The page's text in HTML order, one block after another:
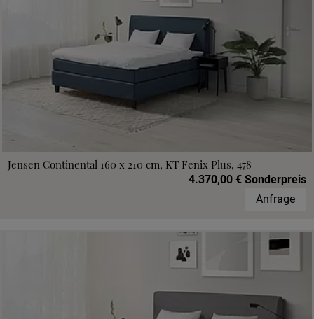
Jensen Continental 160 x 210 cm, KT Fenix Plus, 478
4.370,00 € Sonderpreis
Anfrage